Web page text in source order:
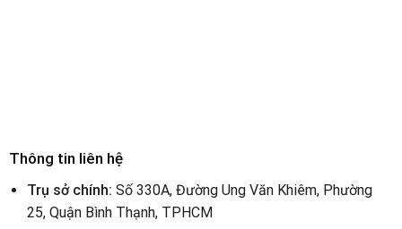
Thông tin liên hệ
Trụ sở chính: Số 330A, Đường Ung Văn Khiêm, Phường
25, Quận Bình Thạnh, TPHCM